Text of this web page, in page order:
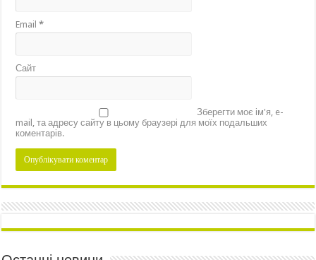
Email*
Сайт
Зберегти моє ім'я, e-
mail, та адресу сайту в цьому браузері для моїх подальших
коментарів.